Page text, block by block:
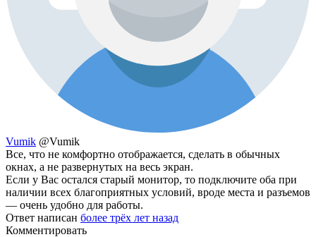
Vumik @Vumik
Все, что не комфортно отображается, сделать в обычных
окнах, а не развернутых на весь экран.
Если у Вас остался старый монитор, то подключите оба при
наличии всех благоприятных условий, вроде места и разъемов
— очень удобно для работы.
Ответ написан более трёх лет назад
Комментировать